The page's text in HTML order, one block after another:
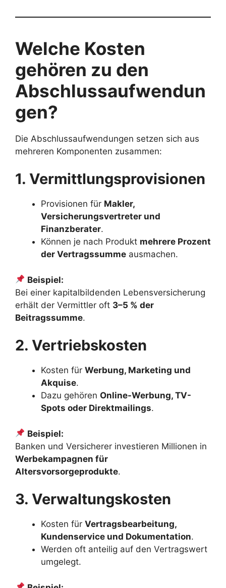
Welche Kosten
gehören zu den
Abschlussaufwendun
gen?
Die Abschlussaufwendungen setzen sich aus
mehreren Komponenten zusammen:
1. Vermittlungsprovisionen
Provisionen für Makler,
Versicherungsvertreter und
Finanzberater.
Können je nach Produkt mehrere Prozent
der Vertragssumme ausmachen.
Beispiel:
Bei einer kapitalbildenden Lebensversicherung
erhält der Vermittler oft 3–5 % der
Beitragssumme.
2. Vertriebskosten
Kosten für Werbung, Marketing und
Akquise.
Dazu gehören Online-Werbung, TV-
Spots oder Direktmailings.
Beispiel:
Banken und Versicherer investieren Millionen in
Werbekampagnen für
Altersvorsorgeprodukte.
3. Verwaltungskosten
Kosten für Vertragsbearbeitung,
Kundenservice und Dokumentation.
Werden oft anteilig auf den Vertragswert
umgelegt.